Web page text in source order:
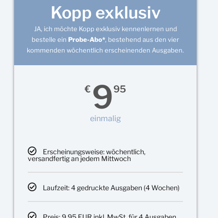
Kopp exklusiv
JA, ich möchte Kopp exklusiv kennenlernen und
bestelle einProbe-Abo*, bestehend aus den vier
kommenden wöchentlich erscheinenden Ausgaben.
€ 995
einmalig
Erscheinungsweise: wöchentlich,
versandfertig an jedem Mittwoch
Laufzeit: 4 gedruckte Ausgaben (4 Wochen)